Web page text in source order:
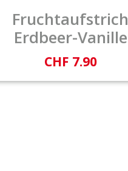
Fruchtaufstrich
Erdbeer-Vanille
CHF 7.90